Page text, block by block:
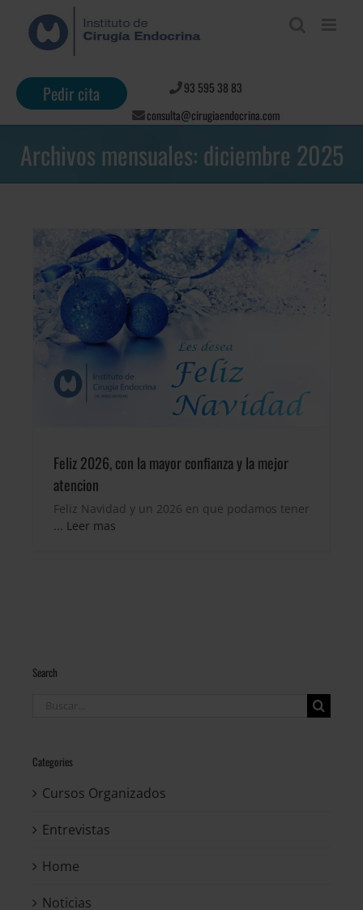
contenido
Pedir cita
93 595 38 83
consulta@cirugiaendocrina.com
Archivos mensuales: diciembre 2025
Feliz 2026, con la mayor confianza y la mejor
atencion
Feliz Navidad y un 2026 en que podamos tener
... Leer mas
Search
Categories
Cursos Organizados
Entrevistas
Home
Noticias